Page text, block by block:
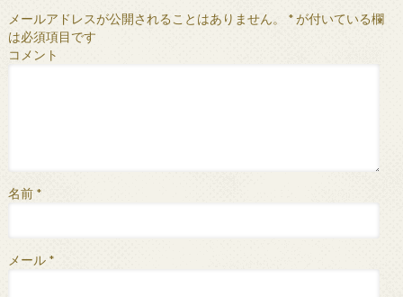
メールアドレスが公開されることはありません。 *が付いている欄
は必須項目です
コメント
名前 *
メール *